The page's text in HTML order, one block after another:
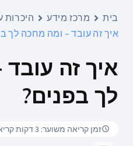
בית מרכז מידע
היכרות
איך זה עובד – ומה מחכה לך
איך זה
לך בפנים?
זמן קריאה משוער: 3 דקות קריאה